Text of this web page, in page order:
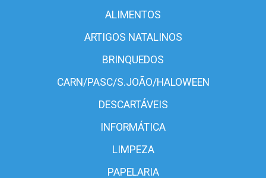
ALIMENTOS
ARTIGOS NATALINOS
BRINQUEDOS
CARN/PASC/S.JOÃO/HALOWEEN
DESCARTÁVEIS
INFORMÁTICA
LIMPEZA
PAPELARIA